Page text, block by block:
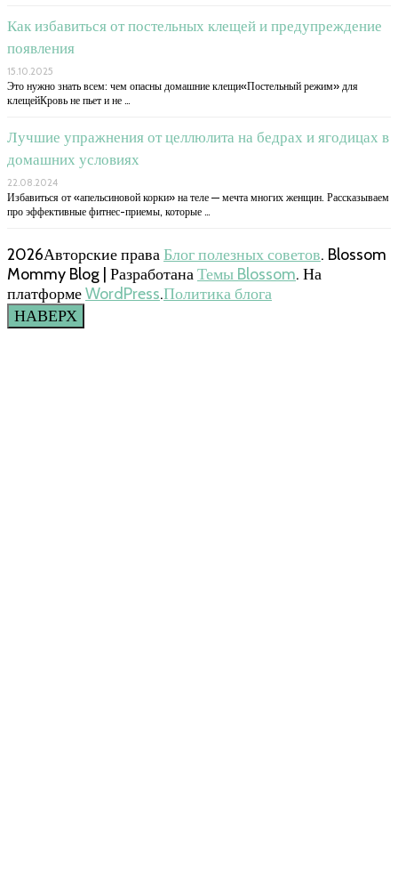
Как избавиться от постельных клещей и предупреждение
появления
15.10.2025
Это нужно знать всем: чем опасны домашние клещи«Постельный режим» для
клещейКровь не пьет и не …
Лучшие упражнения от целлюлита на бедрах и ягодицах в
домашних условиях
22.08.2024
Избавиться от «апельсиновой корки» на теле — мечта многих женщин. Рассказываем
про эффективные фитнес-приемы, которые …
2026Авторские праваБлог полезных советов. Blossom
Mommy Blog | РазработанаТемы Blossom. На
платформеWordPress.Политика блога
НАВЕРХ